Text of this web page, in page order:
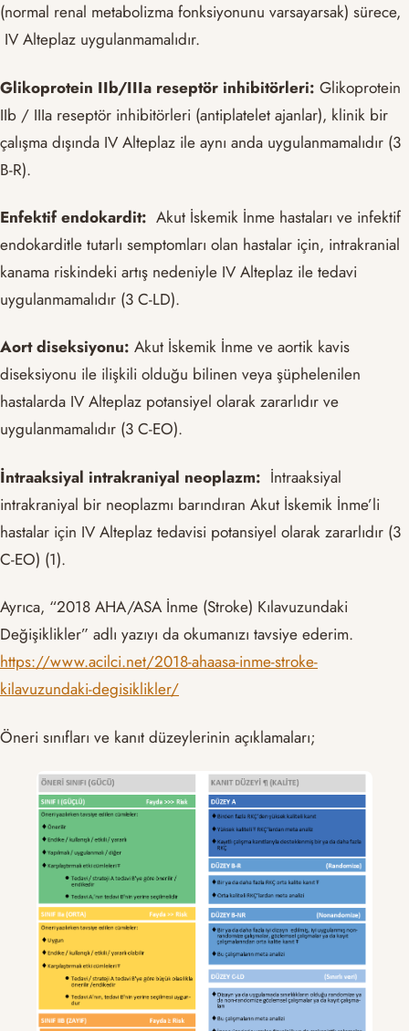
(normal renal metabolizma fonksiyonunu varsayarsak) sürece,
IV Alteplaz uygulanmamalıdır.
Glikoprotein IIb/IIIa reseptör inhibitörleri: Glikoprotein
IIb / IIIa reseptör inhibitörleri (antiplatelet ajanlar), klinik bir
çalışma dışında IV Alteplaz ile aynı anda uygulanmamalıdır (3
B-R).
Enfektif endokardit: Akut İskemik İnme hastaları ve infektif
endokarditle tutarlı semptomları olan hastalar için, intrakranial
kanama riskindeki artış nedeniyle IV Alteplaz ile tedavi
uygulanmamalıdır (3 C-LD).
Aort diseksiyonu: Akut İskemik İnme ve aortik kavis
diseksiyonu ile ilişkili olduğu bilinen veya şüphelenilen
hastalarda IV Alteplaz potansiyel olarak zararlıdır ve
uygulanmamalıdır (3 C-EO).
İntraaksiyal intrakraniyal neoplazm: İntraaksiyal
intrakraniyal bir neoplazmı barındıran Akut İskemik İnme’li
hastalar için IV Alteplaz tedavisi potansiyel olarak zararlıdır (3
C-EO) (1).
Ayrıca, “2018 AHA/ASA İnme (Stroke) Kılavuzundaki
Değişiklikler” adlı yazıyı da okumanızı tavsiye ederim.
https://www.acilci.net/2018-ahaasa-inme-stroke-
kilavuzundaki-degisiklikler/
Öneri sınıfları ve kanıt düzeylerinin açıklamaları;